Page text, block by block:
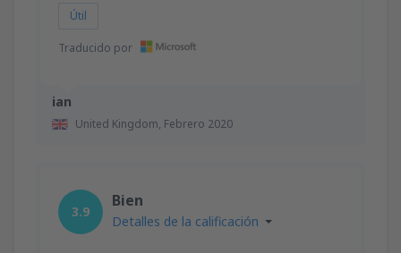
ian
United Kingdom, Febrero 2020
Útil
Traducido por
3.9
Bien
Detalles de la calificación